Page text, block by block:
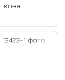
коня